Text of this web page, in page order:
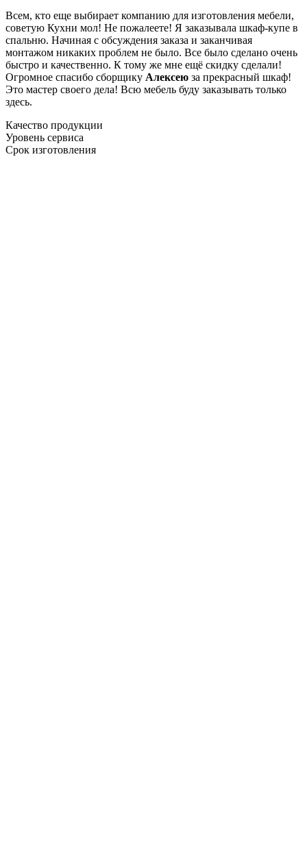
Всем, кто еще выбирает компанию для изготовления мебели,
советую Кухни мол! Не пожалеете! Я заказывала шкаф-купе в
спальню. Начиная с обсуждения заказа и заканчивая
монтажом никаких проблем не было. Все было сделано очень
быстро и качественно. К тому же мне ещё скидку сделали!
Огромное спасибо сборщику Алексею за прекрасный шкаф!
Это мастер своего дела! Всю мебель буду заказывать только
здесь.
Качество продукции
Уровень сервиса
Срок изготовления